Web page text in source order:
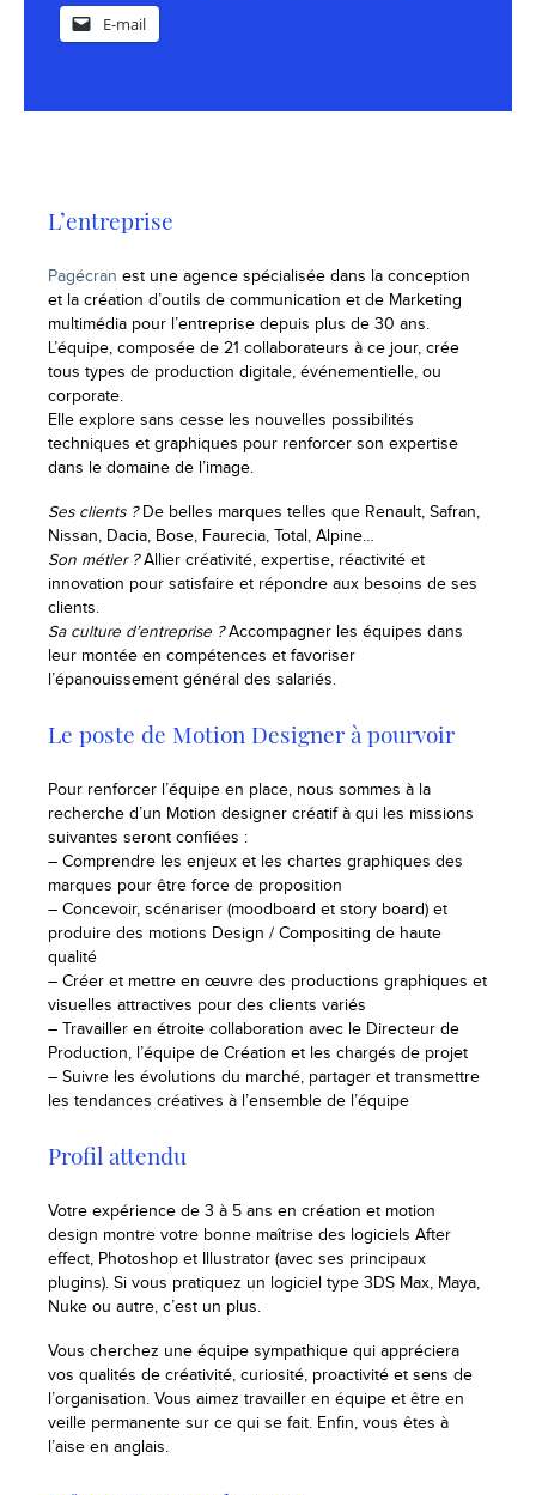
E-mail
L’entreprise
Pagécran est une agence spécialisée dans la conception
et la création d’outils de communication et de Marketing
multimédia pour l’entreprise depuis plus de 30 ans.
L’équipe, composée de 21 collaborateurs à ce jour, crée
tous types de production digitale, événementielle, ou
corporate.
Elle explore sans cesse les nouvelles possibilités
techniques et graphiques pour renforcer son expertise
dans le domaine de l’image.
Ses clients ?De belles marques telles que Renault, Safran,
Nissan, Dacia, Bose, Faurecia, Total, Alpine…
Son métier ?Allier créativité, expertise, réactivité et
innovation pour satisfaire et répondre aux besoins de ses
clients.
Sa culture d’entreprise ?Accompagner les équipes dans
leur montée en compétences et favoriser
l’épanouissement général des salariés.
Le poste de Motion Designer à pourvoir
Pour renforcer l’équipe en place, nous sommes à la
recherche d’un Motion designer créatif à qui les missions
suivantes seront confiées :
– Comprendre les enjeux et les chartes graphiques des
marques pour être force de proposition
– Concevoir, scénariser (moodboard et story board) et
produire des motions Design / Compositing de haute
qualité
– Créer et mettre en œuvre des productions graphiques et
visuelles attractives pour des clients variés
– Travailler en étroite collaboration avec le Directeur de
Production, l’équipe de Création et les chargés de projet
– Suivre les évolutions du marché, partager et transmettre
les tendances créatives à l’ensemble de l’équipe
Profil attendu
Votre expérience de 3 à 5 ans en création et motion
design montre votre bonne maîtrise des logiciels After
effect, Photoshop et Illustrator (avec ses principaux
plugins). Si vous pratiquez un logiciel type 3DS Max, Maya,
Nuke ou autre, c’est un plus.
Vous cherchez une équipe sympathique qui appréciera
vos qualités de créativité, curiosité, proactivité et sens de
l’organisation. Vous aimez travailler en équipe et être en
veille permanente sur ce qui se fait. Enfin, vous êtes à
l’aise en anglais.